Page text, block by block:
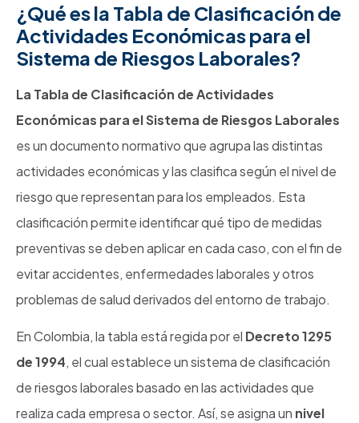
¿Qué es la Tabla de Clasificación de
Actividades Económicas para el
Sistema de Riesgos Laborales?
La Tabla de Clasificación de Actividades
Económicas para el Sistema de Riesgos Laborales
es un documento normativo que agrupa las distintas
actividades económicas y las clasifica según el nivel de
riesgo que representan para los empleados. Esta
clasificación permite identificar qué tipo de medidas
preventivas se deben aplicar en cada caso, con el fin de
evitar accidentes, enfermedades laborales y otros
problemas de salud derivados del entorno de trabajo.
En Colombia, la tabla está regida por el Decreto 1295
de 1994, el cual establece un sistema de clasificación
de riesgos laborales basado en las actividades que
realiza cada empresa o sector. Así, se asigna un nivel